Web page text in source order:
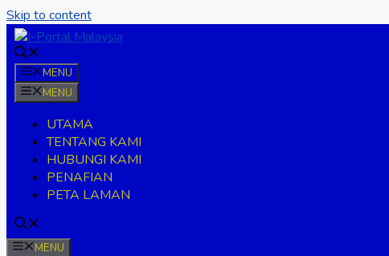
Skip to content
MENU
MENU
UTAMA
TENTANG KAMI
HUBUNGI KAMI
PENAFIAN
PETA LAMAN
MENU